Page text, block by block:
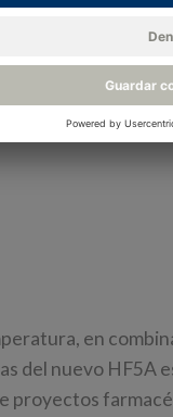
perfección con
inteligentes,
condiciones de
HF5A,
revolucionarias
en
del nuevo HF5A
proyectos